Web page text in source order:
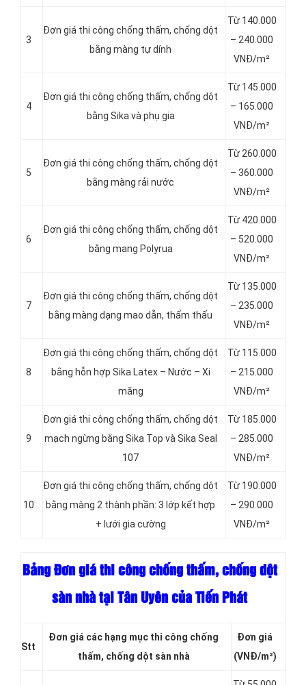
3
Đơn giá thi công chống thấm, chống dột
bằng màng tự dính
Từ 140.000
– 240.000
VNĐ/m²
4
Đơn giá thi công chống thấm, chống dột
bằng Sika và phụ gia
Từ 145.000
– 165.000
VNĐ/m²
5
Đơn giá thi công chống thấm, chống dột
bằng màng rải nước
Từ 260.000
– 360.000
VNĐ/m²
6
Đơn giá thi công chống thấm, chống dột
bằng mang Polyrua
Từ 420.000
– 520.000
VNĐ/m²
7
Đơn giá thi công chống thấm, chống dột
bằng màng dạng mao dẫn, thẩm thấu
Từ 135.000
– 235.000
VNĐ/m²
8
Đơn giá thi công chống thấm, chống dột
bằng hỗn hợp Sika Latex – Nước – Xi
măng
Từ 115.000
– 215.000
VNĐ/m²
9
Đơn giá thi công chống thấm, chống dột
mạch ngừng bằng Sika Top và Sika Seal
107
Từ 185.000
– 285.000
VNĐ/m²
10
Đơn giá thi công chống thấm, chống dột
bằng màng 2 thành phần: 3 lớp kết hợp
+ lưới gia cường
Từ 190.000
– 290.000
VNĐ/m²
Bảng Đơn giá thi công chống thấm, chống dột
sàn nhà tại Tân Uyên của Tiến Phát
Stt
Đơn giá các hạng mục thi công chống
thấm, chống dột sàn nhà
Đơn giá
(VNĐ/m²)